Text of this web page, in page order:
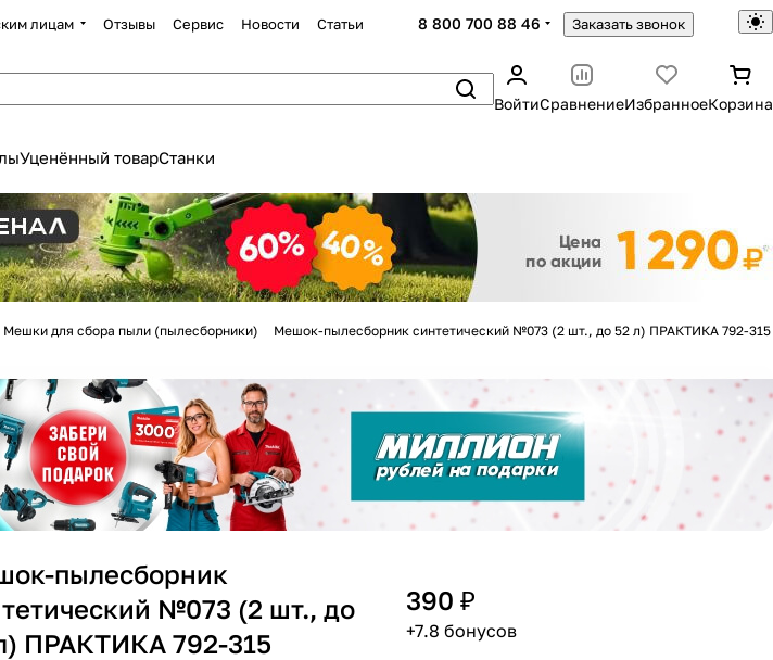
лицам Отзывы Сервис Новости Статьи 8 800 700 88 46 Заказать звонок
ВойтиСравнениеИзбранноеКорзина
Уценённый товарСтанки
Мешки для сбора пыли (пылесборники) Мешок-пылесборник синтетический №073 (2 шт., до 52 л) ПРАКТИКА 792-315
пылесборник
№073 (2 шт., до
ПРАКТИКА 792-315
390 ₽
+7.8 бонусов